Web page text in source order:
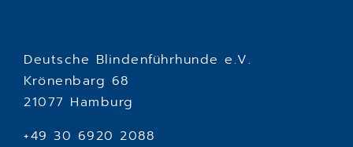
Deutsche Blindenführhunde e.V.
Krönenbarg 68
21077 Hamburg
+49 30 6920 2088